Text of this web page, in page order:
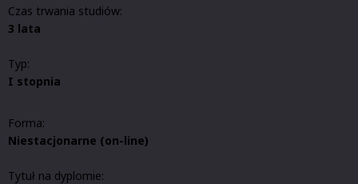
Czas trwania studiów:
3 lata
Typ:
I stopnia
Forma:
Niestacjonarne (on-line)
Tytuł na dyplomie: